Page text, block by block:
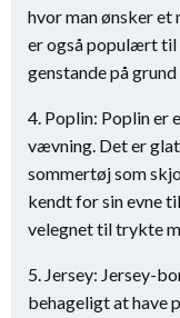
hvor man ønsker
er også populært
genstande på
4. Poplin: Poplin
vævning. Det er
sommertøj som
kendt for sin evne
velegnet til trykte
5. Jersey: Jersey-
behageligt at have